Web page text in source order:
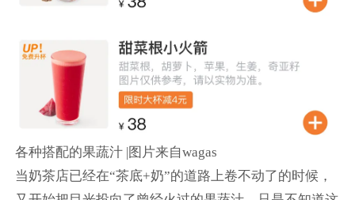
各种搭配的果蔬汁 |图片来自wagas
当奶茶店已经在“茶底+奶”的道路上卷不动了的时候，